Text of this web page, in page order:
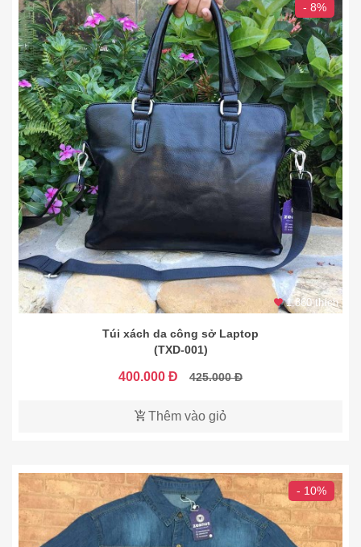
- 8%
1.860 thích
Túi xách da công sở Laptop
(TXD-001)
400.000 Đ 425.000 Đ
Thêm vào giỏ
- 10%